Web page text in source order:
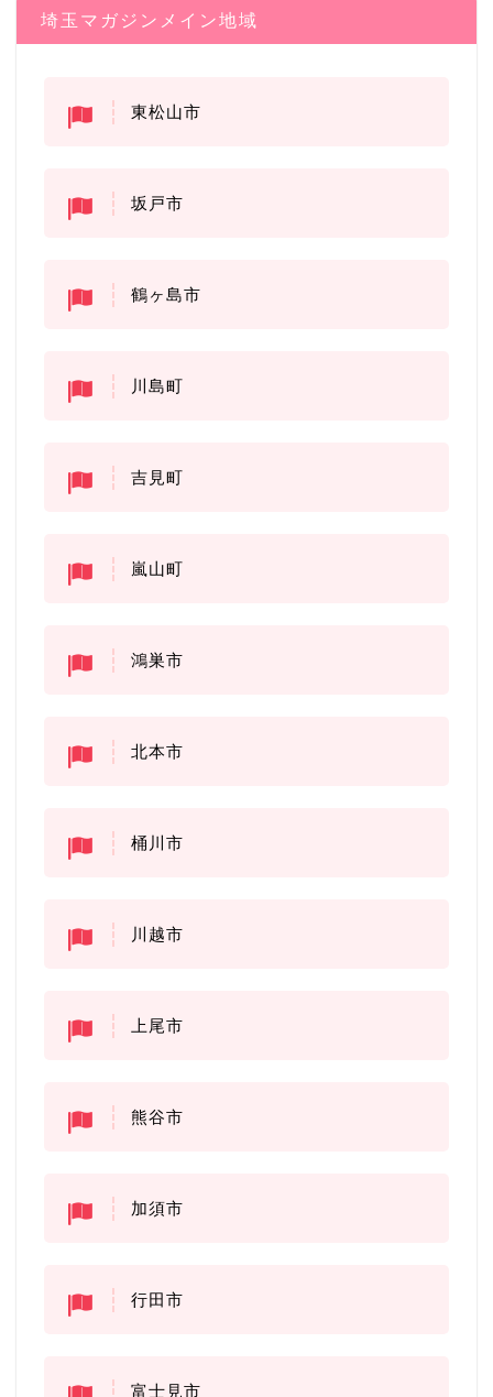
埼玉マガジンメイン地域
東松山市
坂戸市
鶴ヶ島市
川島町
吉見町
嵐山町
鴻巣市
北本市
桶川市
川越市
上尾市
熊谷市
加須市
行田市
富士見市